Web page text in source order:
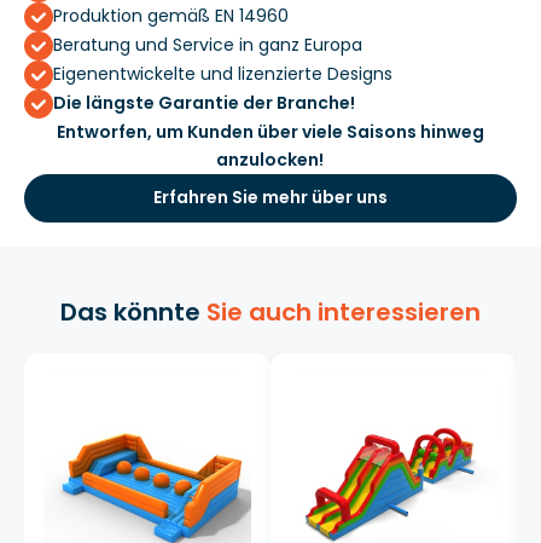
Produktion gemäß EN 14960
Beratung und Service in ganz Europa
Eigenentwickelte und lizenzierte Designs
Die längste Garantie der Branche!
Entworfen, um Kunden über viele Saisons hinweg
anzulocken!
Erfahren Sie mehr über uns
Das könnte Sie auch interessieren